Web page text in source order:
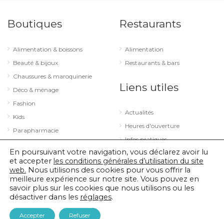
Boutiques
Alimentation & boissons
Beauté & bijoux
Chaussures & maroquinerie
Déco & ménage
Fashion
Kids
Parapharmacie
Sport & loisirs
Technologie & optique
Restaurants
Alimentation
Restaurants & bars
Liens utiles
Actualités
Heures d'ouverture
Infos pratiques
© 2026 City Concorde |Mentions légales
En poursuivant votre navigation, vous déclarez avoir lu
et accepter les conditions générales d’utilisation du site
web. Nous utilisons des cookies pour vous offrir la
meilleure expérience sur notre site. Vous pouvez en
savoir plus sur les cookies que nous utilisons ou les
désactiver dans les réglages.
Accepter Refuser